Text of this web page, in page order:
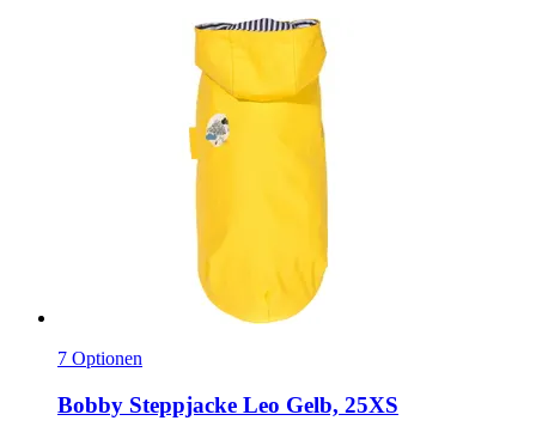
7 Optionen
Bobby Steppjacke Leo Gelb, 25XS